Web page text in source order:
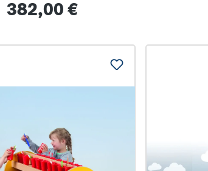
Sitzfläche.
Regulärer Preis:
382,00 €